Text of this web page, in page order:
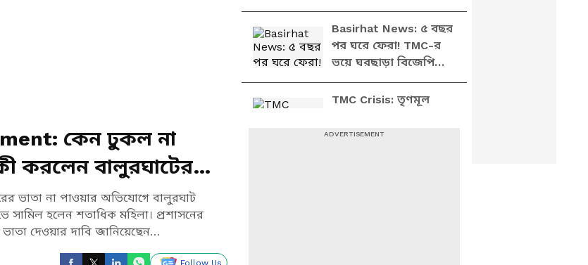
কেন ঢুকল না
করলেন বালুরঘাটের
ভাতা না পাওয়ার অভিযোগে বালুরঘাট
হলেন শতাধিক মহিলা। প্রশাসনের
দেওয়ার দাবি জানিয়েছেন
পৌরসভায় তালা মেরে
তীব্র বিক্ষোভ
Basirhat News: ৫ বছর
পর ঘরে ফেরা! TMC-র
ভয়ে ঘরছাড়া বিজেপি
পরিবারের আবেগঘন
ঘরওয়াপসি
TMC Crisis: তৃণমূল
বৈঠক শেষে বিস্ফোরক